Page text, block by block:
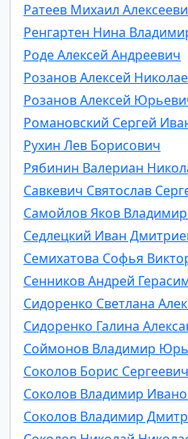
Ратеев Михаил
Ренгартен Нина
Роде Алексей Андреевич
Розанов Алексей
Розанов Алексей
Романовский Сергей
Рухин Лев Борисович
Рябинин Валериан
Савкевич Святослав
Самойлов Яков
Седлецкий Иван
Семихатова Софья
Сенников Андрей
Сидоренко Cветлана
Сидоренко Галина
Соймонов Владимир
Соколов Борис Сергеевич
Соколов Владимир
Соколов Владимир